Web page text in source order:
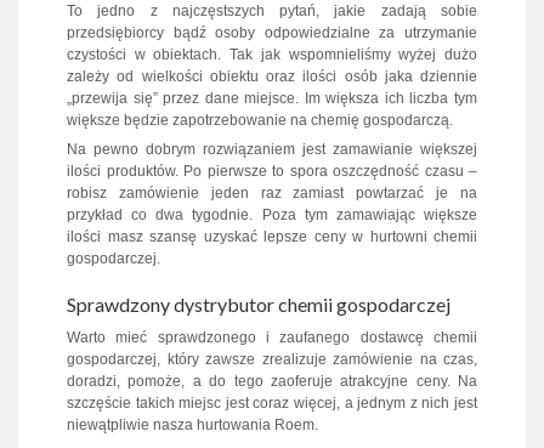
To jedno z najczęstszych pytań, jakie zadają sobie
przedsiębiorcy bądź osoby odpowiedzialne za utrzymanie
czystości w obiektach. Tak jak wspomnieliśmy wyżej dużo
zależy od wielkości obiektu oraz ilości osób jaka dziennie
„przewija się” przez dane miejsce. Im większa ich liczba tym
większe będzie zapotrzebowanie na chemię gospodarczą.
Na pewno dobrym rozwiązaniem jest zamawianie większej
ilości produktów. Po pierwsze to spora oszczędność czasu –
robisz zamówienie jeden raz zamiast powtarzać je na
przykład co dwa tygodnie. Poza tym zamawiając większe
ilości masz szansę uzyskać lepsze ceny w hurtowni chemii
gospodarczej.
Sprawdzony dystrybutor chemii gospodarczej
Warto mieć sprawdzonego i zaufanego dostawcę chemii
gospodarczej, który zawsze zrealizuje zamówienie na czas,
doradzi, pomoże, a do tego zaoferuje atrakcyjne ceny. Na
szczęście takich miejsc jest coraz więcej, a jednym z nich jest
niewątpliwie nasza hurtowania Roem.